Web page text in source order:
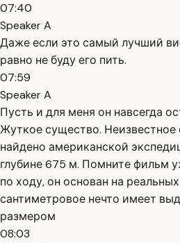
07:40
Speaker A
Даже если это самый лучший
равно не буду его пить.
07:59
Speaker A
Пусть и для меня он навсегда
Жуткое существо.
найдено американской
глубине 675 м. Помните фильм
по ходу, он основан на
сантиметровое нечто имеет
размером
08:03